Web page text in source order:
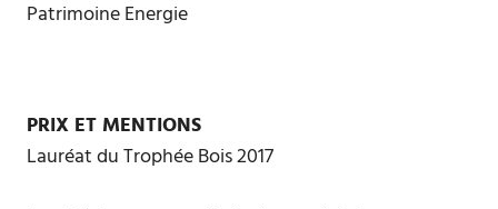
Patrimoine Energie
PRIX ET MENTIONS
Lauréat du Trophée Bois 2017